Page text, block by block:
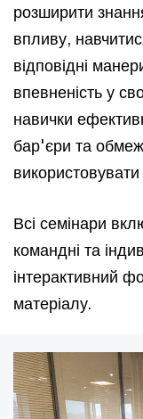
розширити
впливу,
відповідні
впевненість у
навички
бар'єри та
Всі семінари
командні та
інтерактивний
матеріалу.